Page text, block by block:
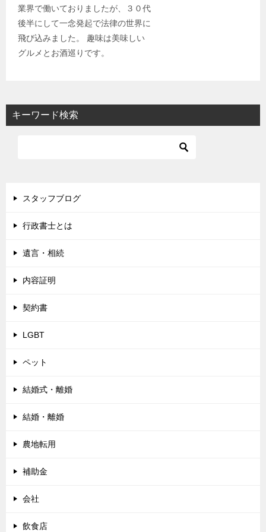
業界で働いておりましたが、３０代
後半にして一念発起で法律の世界に
飛び込みました。 趣味は美味しい
グルメとお酒巡りです。
キーワード検索
スタッフブログ
行政書士とは
遺言・相続
内容証明
契約書
LGBT
ペット
結婚式・離婚
結婚・離婚
農地転用
補助金
会社
飲食店